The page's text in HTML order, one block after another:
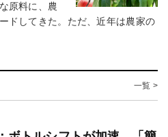
原料に、農
ドしてきた。ただ、近年は農家の
一覧 >